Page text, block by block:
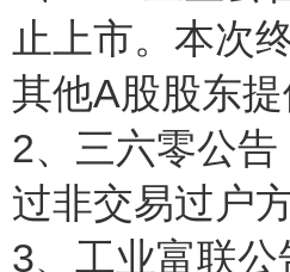
止上市。本次
其他A股股东
2、三六零公
过非交易过户
3、工业富联